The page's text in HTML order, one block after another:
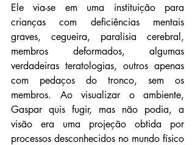
Ele via-se em uma instituição para
crianças com deficiências mentais
graves, cegueira, paralisia cerebral,
membros deformados, algumas
verdadeiras teratologias, outros apenas
com pedaços do tronco, sem os
membros. Ao visualizar o ambiente,
Gaspar quis fugir, mas não podia, a
visão era uma projeção obtida por
processos desconhecidos no mundo físico